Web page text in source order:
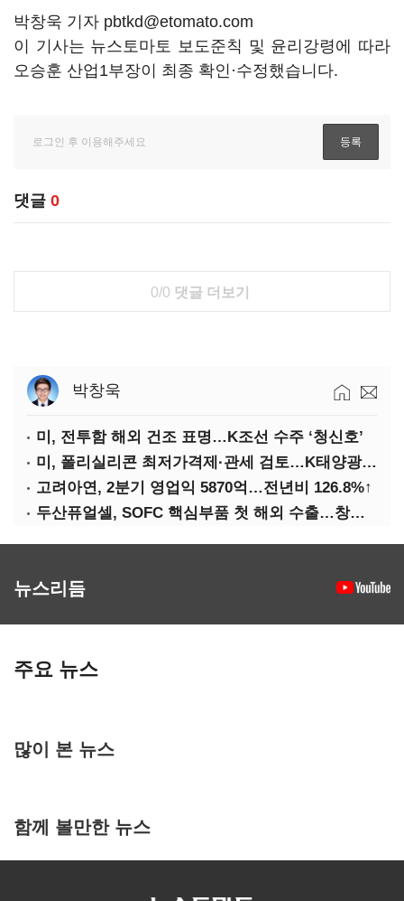
박창욱 기자 pbtkd@etomato.com
이 기사는 뉴스토마토 보도준칙 및 윤리강령에 따라
오승훈 산업1부장이 최종 확인·수정했습니다.
댓글 0
0/0 댓글 더보기
박창욱
미, 전투함 해외 건조 표명…K조선 수주 ‘청신호’
미, 폴리실리콘 최저가격제·관세 검토…K태양광 입지 확대 기대
고려아연, 2분기 영업익 5870억…전년비 126.8%↑
두산퓨얼셀, SOFC 핵심부품 첫 해외 수출…창사 이래 최대 규모
뉴스리듬
주요 뉴스
많이 본 뉴스
함께 볼만한 뉴스